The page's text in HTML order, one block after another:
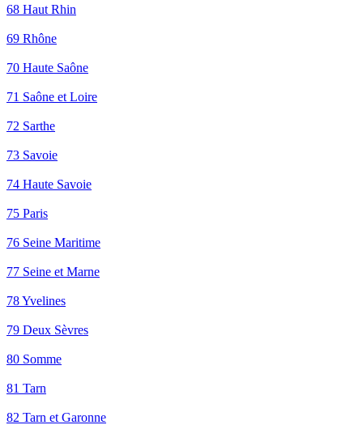
68 Haut Rhin
69 Rhône
70 Haute Saône
71 Saône et Loire
72 Sarthe
73 Savoie
74 Haute Savoie
75 Paris
76 Seine Maritime
77 Seine et Marne
78 Yvelines
79 Deux Sèvres
80 Somme
81 Tarn
82 Tarn et Garonne